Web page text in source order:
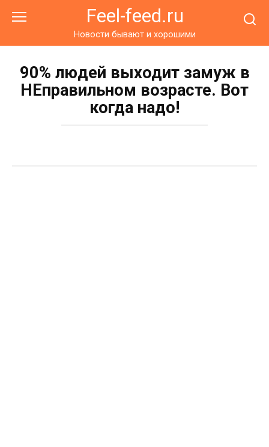
Feel-feed.ru
Новости бывают и хорошими
90% людей выходит замуж в
НЕправильном возрасте. Вот
когда надо!